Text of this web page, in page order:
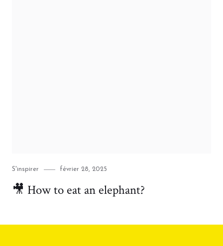
Category
S'inspirer
Posted
février 28, 2025
🎥 How to eat an elephant?